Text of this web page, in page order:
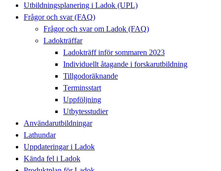
Utbildningsplanering i Ladok (UPL)
Frågor och svar (FAQ)
Frågor och svar om Ladok (FAQ)
Ladokträffar
Ladokträff inför sommaren 2023
Individuellt åtagande i forskarutbildning
Tillgodoräknande
Terminsstart
Uppföljning
Utbytesstudier
Användarutbildningar
Lathundar
Uppdateringar i Ladok
Kända fel i Ladok